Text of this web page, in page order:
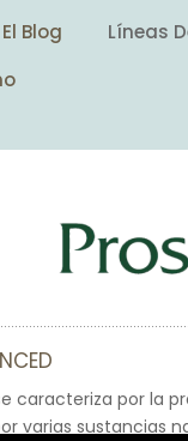
El Blog Líneas
caracteriza por la
varias sustancias